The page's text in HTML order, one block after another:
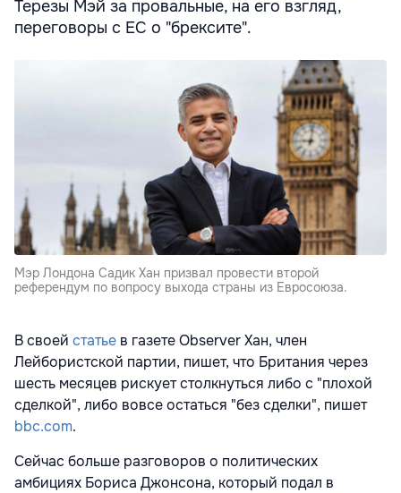
Терезы Мэй за провальные, на его взгляд,
переговоры с ЕС о "брексите".
Мэр Лондона Садик Хан призвал провести второй
референдум по вопросу выхода страны из Евросоюза.
В своей статье в газете Observer Хан, член
Лейбористской партии, пишет, что Британия через
шесть месяцев рискует столкнуться либо с "плохой
сделкой", либо вовсе остаться "без сделки", пишет
bbc.com.
Сейчас больше разговоров о политических
амбициях Бориса Джонсона, который подал в